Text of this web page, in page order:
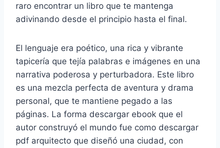
raro encontrar un libro que te mantenga
adivinando desde el principio hasta el final.
El lenguaje era poético, una rica y vibrante
tapicería que tejía palabras e imágenes en una
narrativa poderosa y perturbadora. Este libro
es una mezcla perfecta de aventura y drama
personal, que te mantiene pegado a las
páginas. La forma descargar ebook que el
autor construyó el mundo fue como descargar
pdf arquitecto que diseñó una ciudad, con